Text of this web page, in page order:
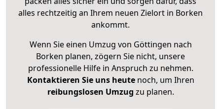
alles rechtzeitig an Ihrem neuen Zielort in Borken
ankommt.
Wenn Sie einen Umzug von Göttingen nach
Borken planen, zögern Sie nicht, unsere
professionelle Hilfe in Anspruch zu nehmen.
Kontaktieren Sie uns heutenoch, um Ihren
reibungslosen Umzug zu planen.